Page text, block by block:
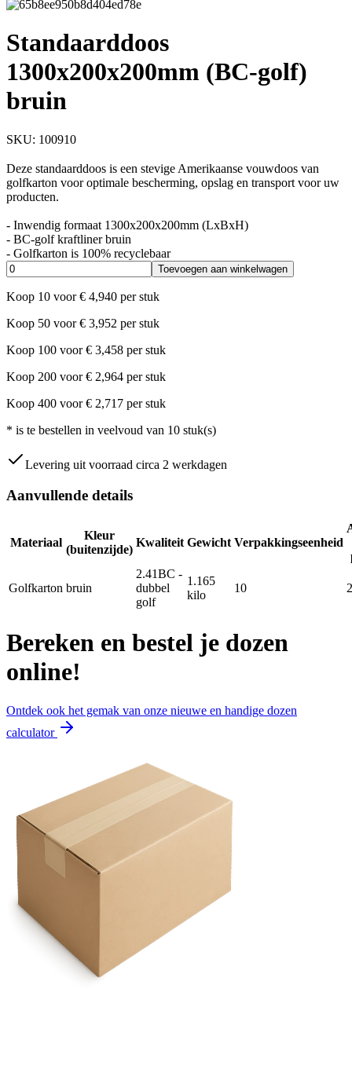
Standaarddoos
1300x200x200mm (BC-golf)
bruin
SKU: 100910
Deze standaarddoos is een stevige Amerikaanse vouwdoos van
golfkarton voor optimale bescherming, opslag en transport voor uw
producten.
- Inwendig formaat 1300x200x200mm (LxBxH)
- BC-golf kraftliner bruin
- Golfkarton is 100% recyclebaar
Toevoegen aan winkelwagen
Koop 10 voor € 4,940 per stuk
Koop 50 voor € 3,952 per stuk
Koop 100 voor € 3,458 per stuk
Koop 200 voor € 2,964 per stuk
Koop 400 voor € 2,717 per stuk
* is te bestellen in veelvoud van 10 stuk(s)
Levering uit voorraad circa 2 werkdagen
Aanvullende details
Materiaal
Kleur
(buitenzijde)
Kwaliteit Gewicht Verpakkingseenheid
Golfkarton bruin
2.41BC -
dubbel
golf
1.165
kilo
10
Bereken en bestel je dozen
online!
Ontdek ook het gemak van onze nieuwe en handige dozen
calculator